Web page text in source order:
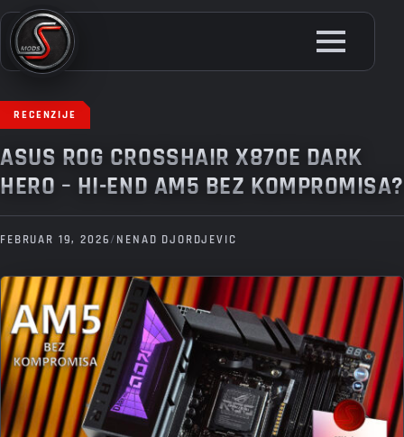
Skip
to
main
RECENZIJE
ASUS ROG CROSSHAIR X870E DARK
HERO – HI-END AM5 BEZ KOMPROMISA?
FEBRUAR 19, 2026/NENAD DJORDJEVIC